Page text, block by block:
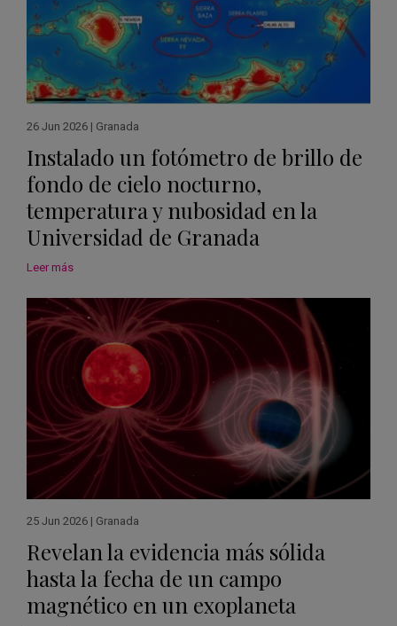
26 Jun 2026 | Granada
Instalado un fotómetro de brillo de
fondo de cielo nocturno,
temperatura y nubosidad en la
Universidad de Granada
Leer más
25 Jun 2026 | Granada
Revelan la evidencia más sólida
hasta la fecha de un campo
magnético en un exoplaneta